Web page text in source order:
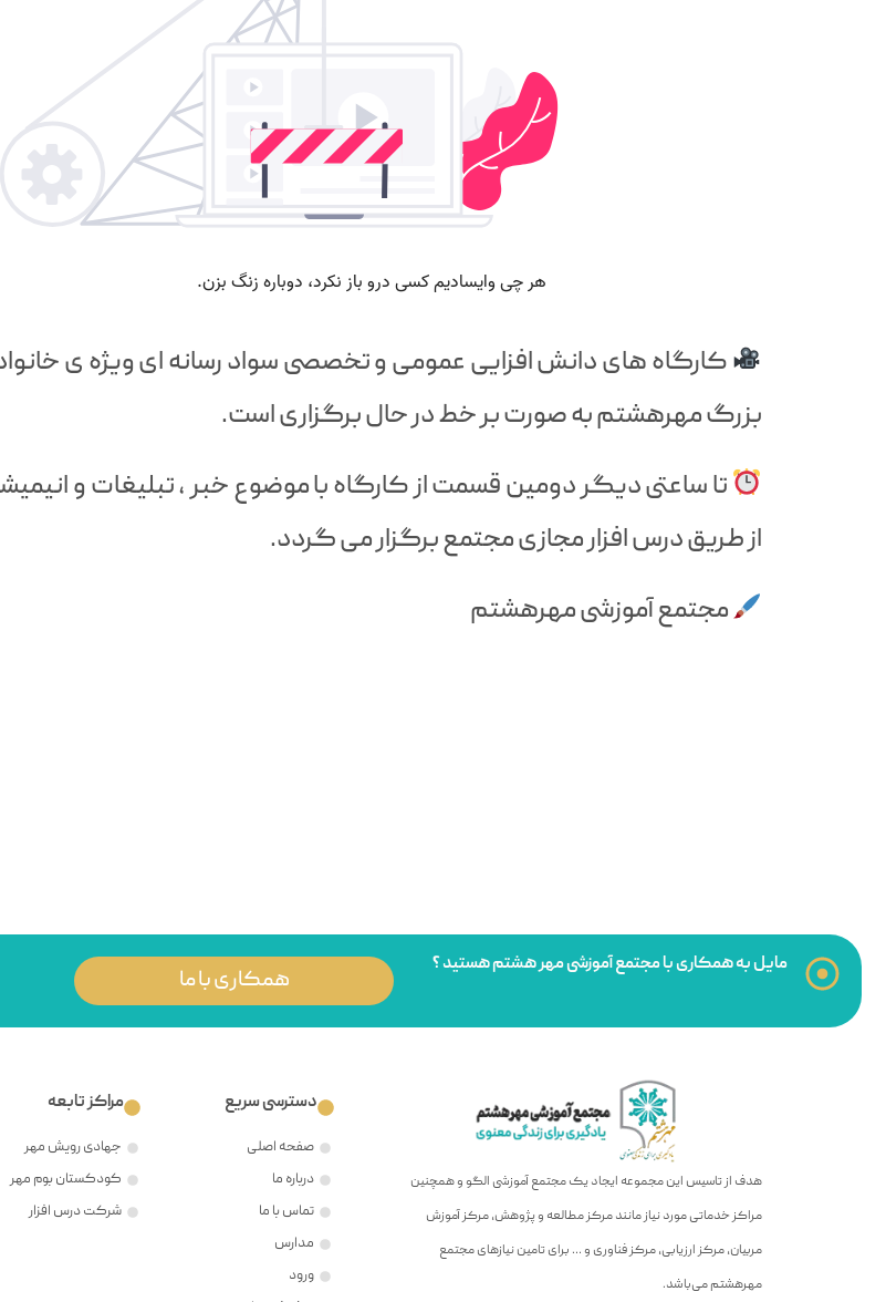
کارگاه های دانش افزایی عمومی و تخصصی سواد رسانه ای ویژه ی
بزرگ مهرهشتم به صورت بر خط در حال برگزاری است.
تا ساعتی دیگر دومین قسمت از کارگاه با موضوع خبر ، تبلیغات و
از طریق درس افزار مجازی مجتمع برگزار می گردد.
مجتمع آموزشی مهرهشتم
مایل به همکاری با مجتمع آموزشی مهر هشتم هستید ؟
همکاری با ما
هدف از تاسیس این مجموعه ایجاد یک مجتمع آموزشی الگو و همچنین
مراکز خدماتی مورد نیاز مانند مرکز مطالعه و پژوهش، مرکز آموزش
مربیان، مرکز ارزیابی، مرکز فناوری و … برای تامین نیازهای مجتمع
مهرهشتم می‌باشد.
دسترسی سریع
صفحه اصلی
درباره ما
تماس با ما
مدارس
ورود
مراکز تابعه
جهادی رویش مهر
کودکستان بوم مهر
شرکت درس افزار